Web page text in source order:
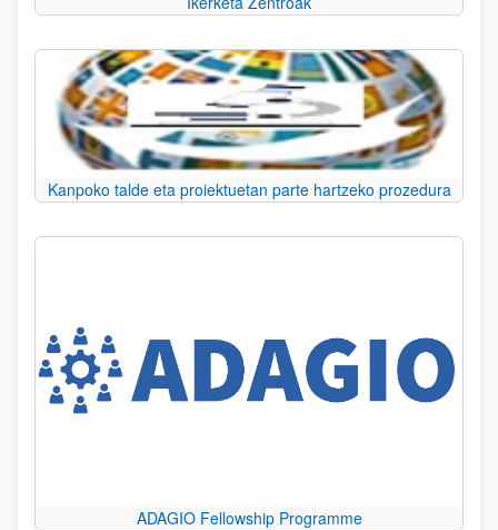
Kanpoko talde eta proiektuetan parte hartzeko prozedura
ADAGIO Fellowship Programme